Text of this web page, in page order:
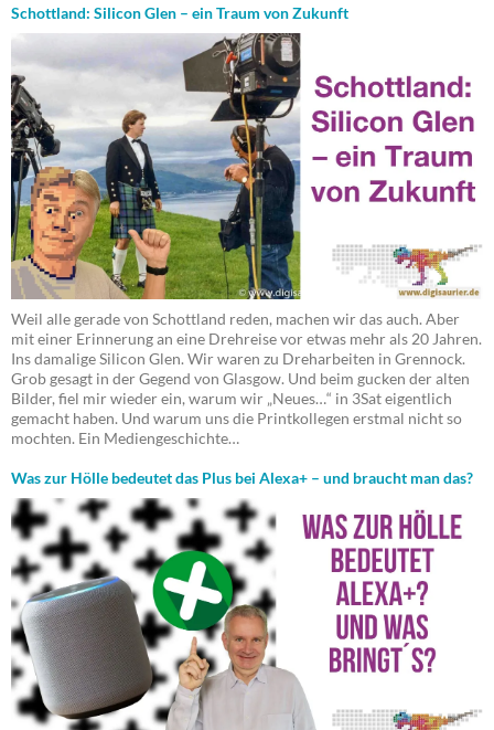
Schottland: Silicon Glen – ein Traum von Zukunft
Weil alle gerade von Schottland reden, machen wir das auch. Aber
mit einer Erinnerung an eine Drehreise vor etwas mehr als 20 Jahren.
Ins damalige Silicon Glen. Wir waren zu Dreharbeiten in Grennock.
Grob gesagt in der Gegend von Glasgow. Und beim gucken der alten
Bilder, fiel mir wieder ein, warum wir „Neues…“ in 3Sat eigentlich
gemacht haben. Und warum uns die Printkollegen erstmal nicht so
mochten. Ein Mediengeschichte…
Was zur Hölle bedeutet das Plus bei Alexa+ – und braucht man das?